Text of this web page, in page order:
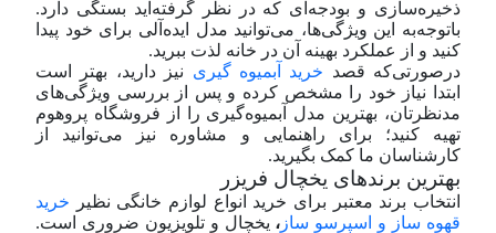
ذخیره‌سازی و بودجه‌ای که در نظر گرفته‌اید بستگی دارد.
با‌توجه‌به این ویژگی‌ها، می‌توانید مدل ایده‌آلی برای خود پیدا
کنید و از عملکرد بهینه آن در خانه لذت ببرید.
در‌صورتی‌که قصد خرید آبمیوه گیری نیز دارید، بهتر است
ابتدا نیاز خود را مشخص کرده و پس از بررسی ویژگی‌های
مدنظرتان، بهترین مدل آبمیوه‌گیری را از فروشگاه پروهوم
تهیه کنید؛ برای راهنمایی و مشاوره نیز می‌توانید از
کارشناسان ما کمک بگیرید.
بهترین برندهای یخچال فریزر
انتخاب برند معتبر برای خرید انواع لوازم خانگی نظیر خرید
قهوه ساز و اسپرسو ساز ، یخچال و تلویزیون ضروری است.